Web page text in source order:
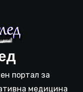
портал за
медицина